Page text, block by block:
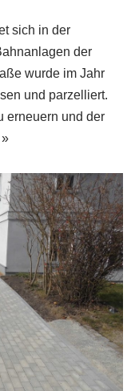
sich in der
der
wurde im Jahr
und parzelliert.
erneuern und der